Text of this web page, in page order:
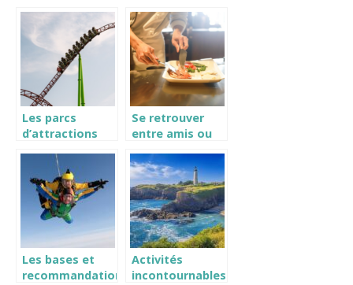
sejour ?
Les parcs
d’attractions
en Hauts-de-
France
Se retrouver
entre amis ou
restaurant
choisir ?
Les bases et
recommandations
Activités
incontournables